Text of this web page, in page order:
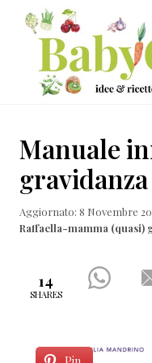
Menu
Passa
contenuto
principale
Passa
laterale
primaria
Passa
ricette
per
famiglie
Manuale
Aggiornato: 8 Novembre
Raffaella-mamma (quasi)
14
SHARES